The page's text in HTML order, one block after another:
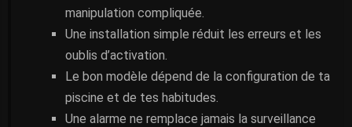
manipulation compliquée.
Une installation simple réduit les erreurs et les
oublis d’activation.
Le bon modèle dépend de la configuration de ta
piscine et de tes habitudes.
Une alarme ne remplace jamais la surveillance